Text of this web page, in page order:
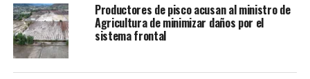
Productores de pisco acusan al ministro de
Agricultura de minimizar daños por el
sistema frontal